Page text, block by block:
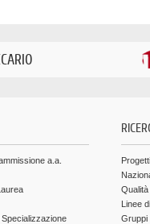
a.a.
Linee
Gruppi